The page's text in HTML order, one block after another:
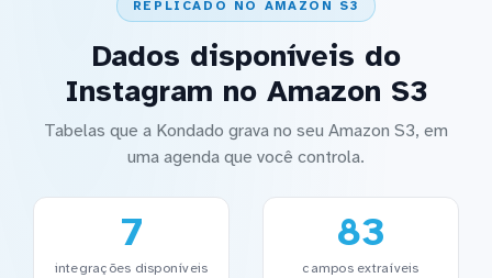
REPLICADO NO AMAZON S3
Dados disponíveis do
Instagram no Amazon S3
Tabelas que a Kondado grava no seu Amazon S3, em
uma agenda que você controla.
7
integrações disponíveis
83
campos extraíveis